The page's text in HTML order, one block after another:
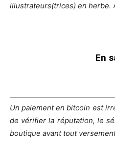
illustrateurs(trices) en herbe.
En
Un paiement en bitcoin est
de vérifier la réputation, le
boutique avant tout